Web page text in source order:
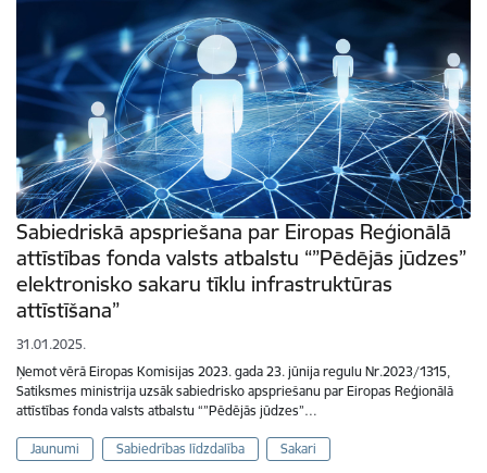
Sabiedriskā apspriešana par Eiropas Reģionālā
attīstības fonda valsts atbalstu “”Pēdējās jūdzes”
elektronisko sakaru tīklu infrastruktūras
attīstīšana”
31.01.2025.
Ņemot vērā Eiropas Komisijas 2023. gada 23. jūnija regulu Nr.2023/1315,
Satiksmes ministrija uzsāk sabiedrisko apspriešanu par Eiropas Reģionālā
attīstības fonda valsts atbalstu “”Pēdējās jūdzes”…
Jaunumi Sabiedrības līdzdalība Sakari